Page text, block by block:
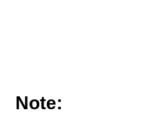
Note: